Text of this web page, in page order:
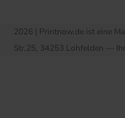
2026 | Printnow.de ist eine
Str.25, 34253 Lohfelden —